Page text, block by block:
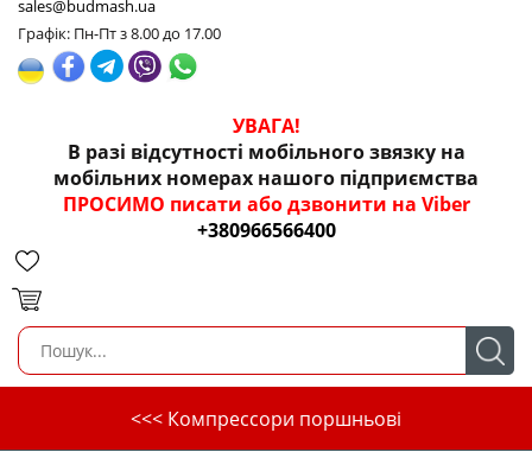
sales@budmash.ua
Графік: Пн-Пт з 8.00 до 17.00
УВАГА!
В разі відсутності мобільного звязку на
мобільних номерах нашого підприємства
ПРОСИМО писати або дзвонити на Viber
+380966566400
<<< Компрессори поршньові